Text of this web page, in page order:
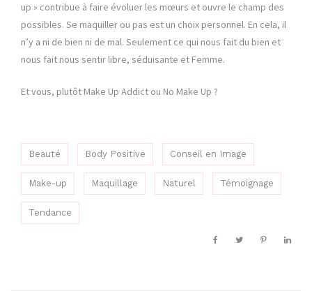
up » contribue à faire évoluer les mœurs et ouvre le champ des
possibles. Se maquiller ou pas est un choix personnel. En cela, il
n’y a ni de bien ni de mal. Seulement ce qui nous fait du bien et
nous fait nous sentir libre, séduisante et Femme.
Et vous, plutôt Make Up Addict ou No Make Up ?
Beauté Body Positive Conseil en Image
Make-up Maquillage Naturel Témoignage
Tendance